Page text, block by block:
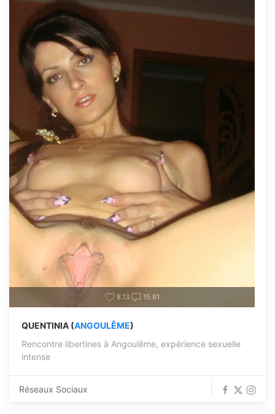
8.13 15.81
QUENTINIA (ANGOULÊME)
Rencontre libertines à Angoulême, expérience sexuelle
intense
Réseaux Sociaux